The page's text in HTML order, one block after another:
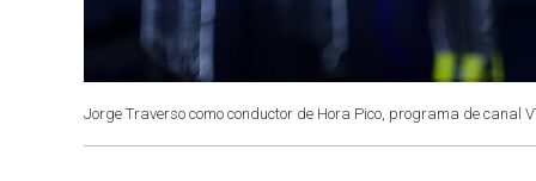
Jorge Traverso como conductor de Hora Pico, programa de canal